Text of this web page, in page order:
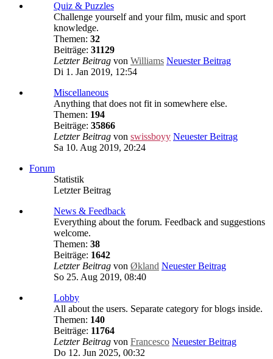
Quiz & Puzzles
Challenge yourself and your film, music and sport
knowledge.
Themen: 32
Beiträge: 31129
Letzter Beitrag von Williams Neuester Beitrag
Di 1. Jan 2019, 12:54
Miscellaneous
Anything that does not fit in somewhere else.
Themen: 194
Beiträge: 35866
Letzter Beitrag von swissboyy Neuester Beitrag
Sa 10. Aug 2019, 20:24
Forum
Statistik
Letzter Beitrag
News & Feedback
Everything about the forum. Feedback and suggestions
welcome.
Themen: 38
Beiträge: 1642
Letzter Beitrag von Økland Neuester Beitrag
So 25. Aug 2019, 08:40
Lobby
All about the users. Separate category for blogs inside.
Themen: 140
Beiträge: 11764
Letzter Beitrag von Francesco Neuester Beitrag
Do 12. Jun 2025, 00:32